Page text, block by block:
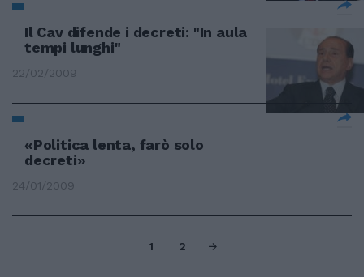
Il Cav difende i decreti: "In aula
tempi lunghi"
22/02/2009
«Politica lenta, farò solo
decreti»
24/01/2009
1 2